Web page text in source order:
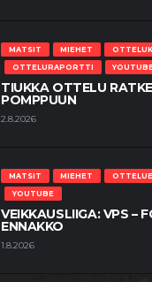
MATSIT MIEHET
OTTELURAPORTTI
TIUKKA OTTELU
POMPPUUN
2.8.2026
MATSIT MIEHET
YOUTUBE
VEIKKAUSLIIGA: VPS –
ENNAKKO
1.8.2026